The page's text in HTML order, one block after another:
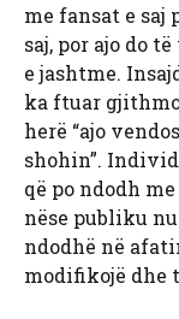
me fansat e saj
saj, por ajo do
e jashtme.
ka ftuar
herë “ajo
shohin”.
që po ndodh
nëse publiku
ndodhë në
modifikojë dhe